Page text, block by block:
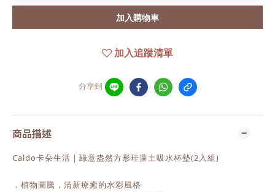
加入購物車
加入追蹤清單
分享到
商品描述
Caldo卡朵生活｜綠意盎然方形珪藻土吸水杯墊(2入組)
．植物圖騰，清新療癒的水彩風格